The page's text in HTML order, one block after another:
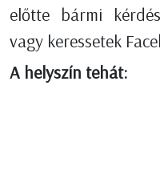
előtte bármi
vagy keressetek
A helyszín tehát: